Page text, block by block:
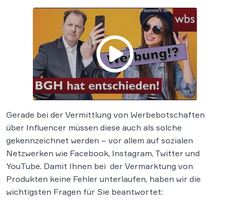
Gerade bei der Vermittlung von Werbebotschaften
über Influencer müssen diese auch als solche
gekennzeichnet werden – vor allem auf sozialen
Netzwerken wie Facebook, Instagram, Twitter und
YouTube. Damit Ihnen bei der Vermarktung von
Produkten keine Fehler unterlaufen, haben wir die
wichtigsten Fragen für Sie beantwortet: